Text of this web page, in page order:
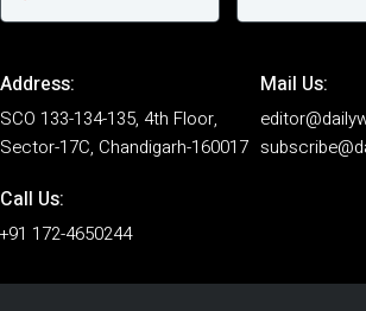
Address:
SCO 133-134-135, 4th Floor,
Sector-17C, Chandigarh-160017
Mail Us:
Call Us:
+91 172-4650244